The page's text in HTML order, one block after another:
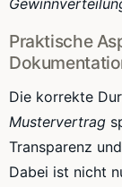
Praktische
Die korrekte
Mustervertrag
Transparenz
Dabei ist nicht